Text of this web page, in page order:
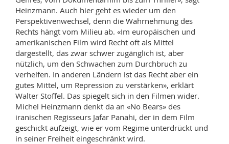
Heinzmann. Auch hier geht es wieder um den
Perspektivenwechsel, denn die Wahrnehmung des
Rechts hängt vom Milieu ab. «Im europäischen und
amerikanischen Film wird Recht oft als Mittel
dargestellt, das zwar schwer zugänglich ist, aber
nützlich, um den Schwachen zum Durchbruch zu
verhelfen. In anderen Ländern ist das Recht aber ein
gutes Mittel, um Repression zu verstärken», erklärt
Walter Stoffel. Das spiegelt sich in den Filmen wider.
Michel Heinzmann denkt da an «No Bears» des
iranischen Regisseurs Jafar Panahi, der in dem Film
geschickt aufzeigt, wie er vom Regime unterdrückt und
in seiner Freiheit eingeschränkt wird.